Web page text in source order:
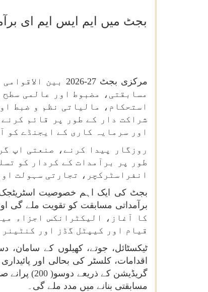
مرکزی بجٹ 27-
مسابقتی، مضبوط اور عالمی
استحکام، مالیاتی نظم و ضبط
شراکت دار کے طور پر قائم
اور سرمایہ کاری کے ایجنڈے کو
روزگار پیدا کرنے، صنعتی اپ
طور پر برآمدات کے کردار کو
انفراسٹرکچر، تجارتی سہولت
بجٹ کی ایک اہم خصوصیت اسٹریٹجک
کا آغاز، الیکٹرانکس اجزاء
قیام اور کیپٹل گڈز اور
ٹیکسٹائل، جوتے، کھیلوں کے
اقدامات، کلسٹر کی بحالی اور
گریڈیشن
مسابقتی بنانے میں مدد ملے گی۔